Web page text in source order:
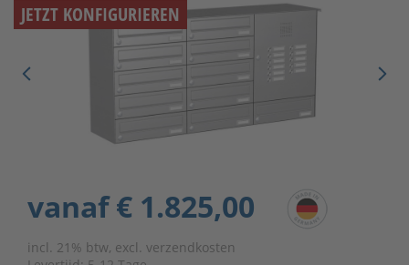
JETZT KONFIGURIEREN
vanaf€ 1.825,00
incl. 21% btw, excl. verzendkosten